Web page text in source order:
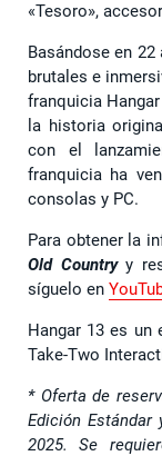
«Tesoro»,
Basándose en
brutales e
franquicia
la historia
con el
franquicia ha
consolas y PC.
Para obtener la
Old Countryy
síguelo en
Hangar 13 es un
Take-Two
* Oferta de
Edición
2025. Se